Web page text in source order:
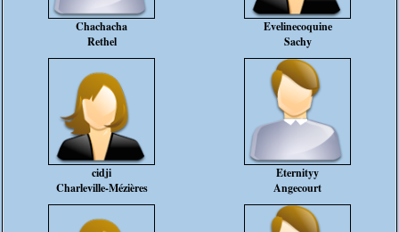
Chachacha
Rethel
Evelinecoquine
Sachy
cidji
Charleville-Mézières
Eternityy
Angecourt